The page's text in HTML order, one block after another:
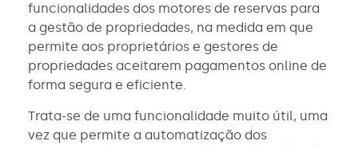
funcionalidades dos motores de reservas para
a gestão de propriedades, na medida em que
permite aos proprietários e gestores de
propriedades aceitarem pagamentos online de
forma segura e eficiente.
Trata-se de uma funcionalidade muito útil, uma
vez que permite a automatização dos